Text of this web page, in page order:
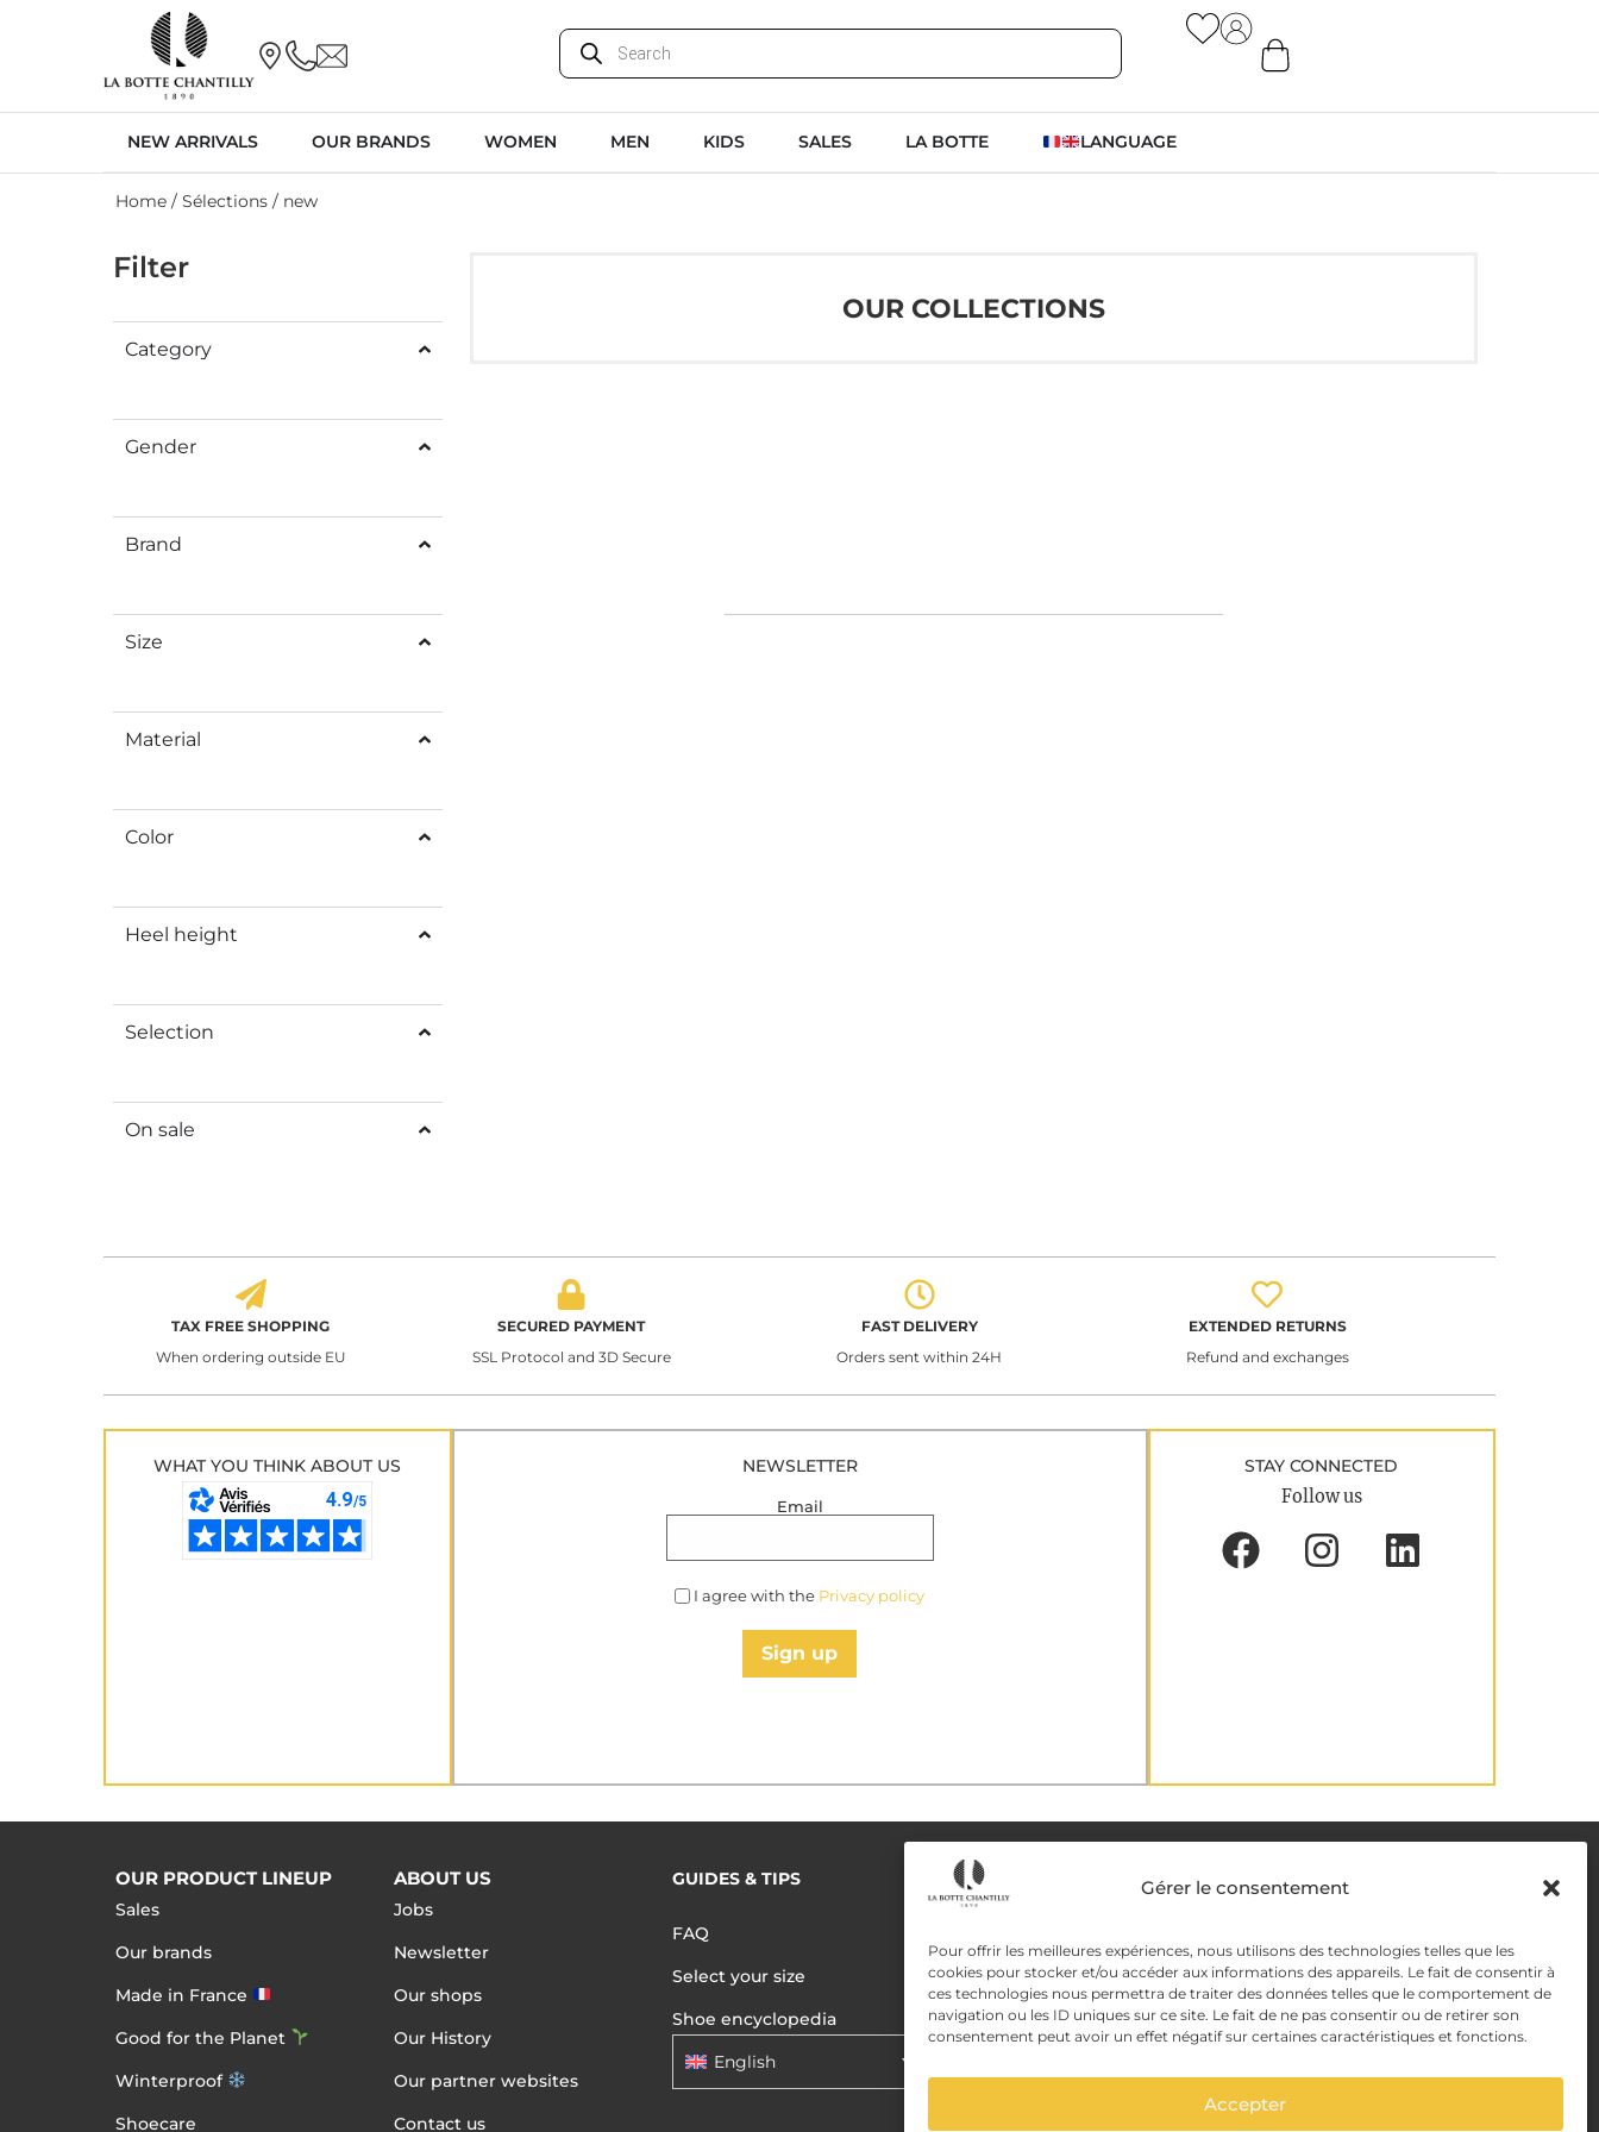
Gérer le consentement
Pour offrir les meilleures expériences, nous utilisons des technologies telles que les
cookies pour stocker et/ou accéder aux informations des appareils. Le fait de consentir à
ces technologies nous permettra de traiter des données telles que le comportement de
navigation ou les ID uniques sur ce site. Le fait de ne pas consentir ou de retirer son
consentement peut avoir un effet négatif sur certaines caractéristiques et fonctions.
Accepter
NEW ARRIVALS OUR BRANDS WOMEN MEN KIDS SALES LA BOTTE LANGUAGE
Home / Sélections / new
Filter
Category
Gender
Brand
Size
Material
Color
Heel height
Selection
On sale
OUR COLLECTIONS
TAX FREE SHOPPING
When ordering outside EU
SECURED PAYMENT
SSL Protocol and 3D Secure
FAST DELIVERY
Orders sent within 24H
EXTENDED RETURNS
Refund and exchanges
WHAT YOU THINK ABOUT US NEWSLETTER
Email
I agree with the Privacy policy
Sign up
STAY CONNECTED
Follow us
OUR PRODUCT LINEUP
Sales
Our brands
Made in France
Good for the Planet
Winterproof
Shoecare
ABOUT US
Jobs
Newsletter
Our shops
Our History
Our partner websites
Contact us
GUIDES & TIPS
FAQ
Select your size
Shoe encyclopedia
English
READ MORE
Terms of use
Privacy policy
Data Privacy Management
DELIVERY METHODS
PAYMENT METHODS